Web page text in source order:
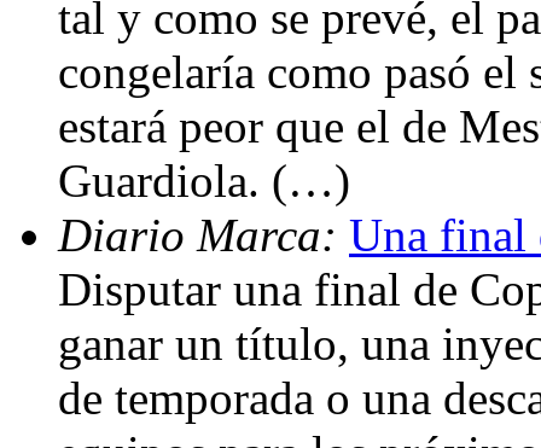
tal y como se prevé, el
congelaría como pasó el
estará peor que el de
Guardiola. (…)
Diario Marca: Una final
Disputar una final de
ganar un título, una
de temporada o una